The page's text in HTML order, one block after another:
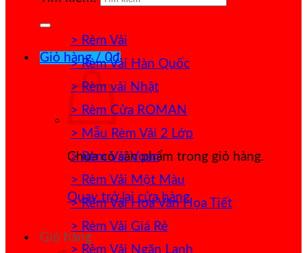
Giỏ hàng /0₫
Chưa có sản phẩm trong giỏ hàng.
Quay trở lại cửa hàng
Giỏ hàng
> Rèm Vải
> Rèm Vải Hàn Quốc
> Rèm vải Nhật
> Rèm Cửa ROMAN
> Mẫu Rèm Vải 2 Lớp
> Rèm Vải Voan
> Rèm Vải Một Màu
> Rèm Vải Hoa Văn Họa Tiết
> Rèm Vải Giá Rẻ
> Rèm Vải Ngăn Lạnh